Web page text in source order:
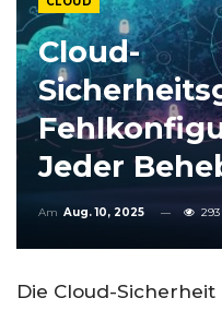
Cloud-
Jeder
Am Aug. 10, 2025 293
Die Cloud-